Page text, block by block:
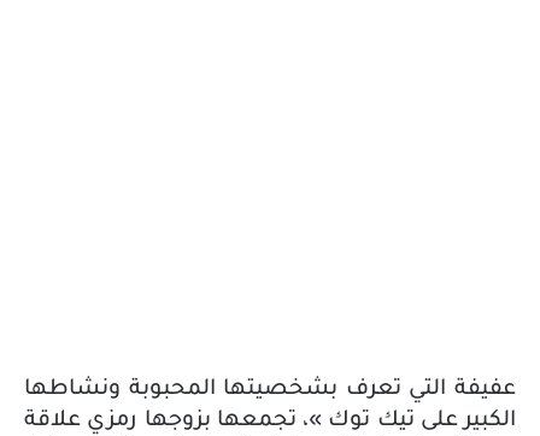
عفيفة التي تعرف بشخصيتها المحبوبة ونشاطها
الكبير على تيك توك »، تجمعها بزوجها رمزي علاقة